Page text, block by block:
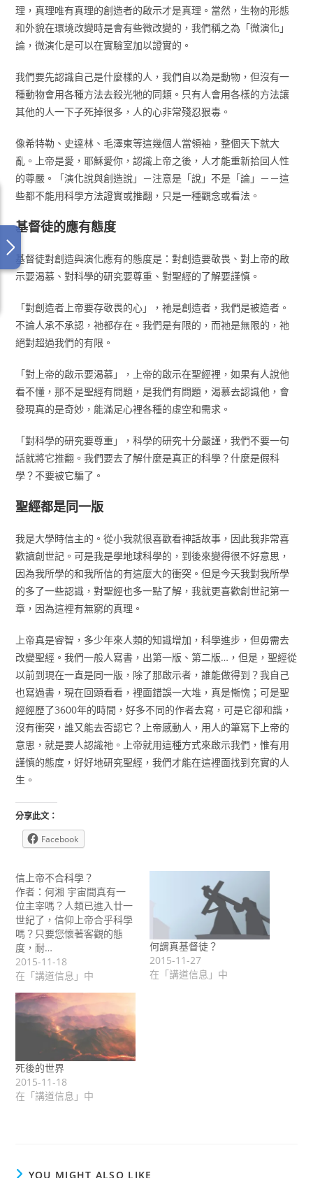
理，真理唯有真理的創造者的啟示才是真理。當然，生物的形態
和外貌在環境改變時是會有些微改變的，我們稱之為「微演化」
論，微演化是可以在實驗室加以證實的。
我們要先認識自己是什麼樣的人，我們自以為是動物，但沒有一
種動物會用各種方法去殺光牠的同類。只有人會用各樣的方法讓
其他的人一下子死掉很多，人的心非常殘忍狠毒。
像希特勒、史達林、毛澤東等這幾個人當領袖，整個天下就大
亂。上帝是愛，耶穌愛你，認識上帝之後，人才能重新拾回人性
的尊嚴。「演化說與創造說」－注意是「說」不是「論」－－這
些都不能用科學方法證實或推翻，只是一種觀念或看法。
基督徒的應有態度
基督徒對創造與演化應有的態度是：對創造要敬畏、對上帝的啟
示要渴慕、對科學的研究要尊重、對聖經的了解要謹慎。
「對創造者上帝要存敬畏的心」，祂是創造者，我們是被造者。
不論人承不承認，祂都存在。我們是有限的，而祂是無限的，祂
絕對超過我們的有限。
「對上帝的啟示要渴慕」，上帝的啟示在聖經裡，如果有人說他
看不懂，那不是聖經有問題，是我們有問題，渴慕去認識他，會
發現真的是奇妙，能滿足心裡各種的虛空和需求。
「對科學的研究要尊重」，科學的研究十分嚴謹，我們不要一句
話就將它推翻。我們要去了解什麼是真正的科學？什麼是假科
學？不要被它騙了。
聖經都是同一版
我是大學時信主的。從小我就很喜歡看神話故事，因此我非常喜
歡讀創世記。可是我是學地球科學的，到後來變得很不好意思，
因為我所學的和我所信的有這麼大的衝突。但是今天我對我所學
的多了一些認識，對聖經也多一點了解，我就更喜歡創世記第一
章，因為這裡有無窮的真理。
上帝真是睿智，多少年來人類的知識增加，科學進步，但毋需去
改變聖經。我們一般人寫書，出第一版、第二版…，但是，聖經從
以前到現在一直是同一版，除了那啟示者，誰能做得到？我自己
也寫過書，現在回頭看看，裡面錯誤一大堆，真是慚愧；可是聖
經經歷了3600年的時間，好多不同的作者去寫，可是它卻和諧，
沒有衝突，誰又能去否認它？上帝感動人，用人的筆寫下上帝的
意思，就是要人認識祂。上帝就用這種方式來啟示我們，惟有用
謹慎的態度，好好地研究聖經，我們才能在這裡面找到充實的人
生。
分享此文：
Facebook
信上帝不合科學？
作者：何湘 宇宙間真有一
位主宰嗎？人類已進入廿一
世紀了，信仰上帝合乎科學
嗎？只要您懷著客觀的態
度，耐…
2015-11-18
在「講道信息」中
何謂真基督徒？
2015-11-27
在「講道信息」中
死後的世界
2015-11-18
在「講道信息」中
YOU MIGHT ALSO LIKE